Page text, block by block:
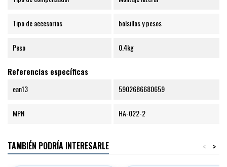
Tipo de accesorios bolsillos y pesos
Peso 0.4kg
Referencias específicas
ean13 5902686680659
MPN HA-022-2
TAMBIÉN PODRÍA INTERESARLE >
<